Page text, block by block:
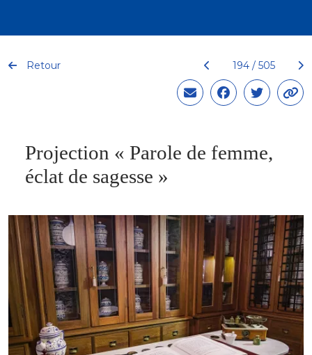
Retour 194 / 505
Projection « Parole de femme,
éclat de sagesse »